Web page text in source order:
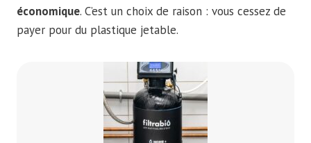
économique. C’est un choix de raison : vous cessez de
payer pour du plastique jetable.